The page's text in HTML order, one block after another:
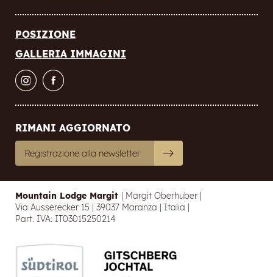
POSIZIONE
GALLERIA IMMAGINI
RIMANI AGGIORNATO
Registrazione alla newsletter
Mountain Lodge Margit Margit Oberhuber
Via Ausserecker 15
39037 Maranza Italia
Part. IVA: IT03015250214